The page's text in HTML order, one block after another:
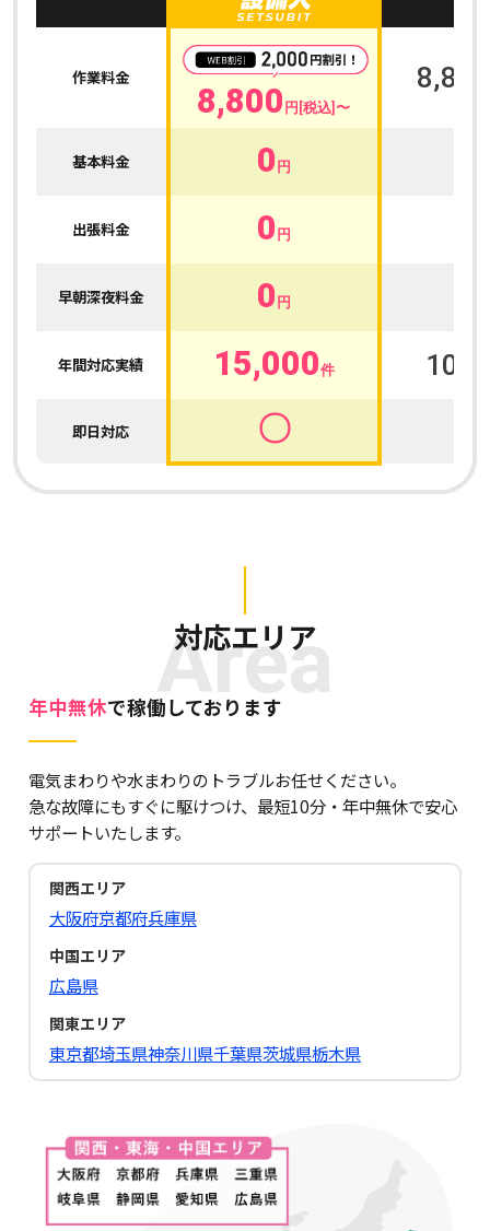
作業料金
8,800 円[税込]〜
8,800
基本料金 0 円
出張料金 0 円
早朝深夜料金 0 円
年間対応実績 15,000件
即日対応 〇
Area
対応エリア
年中無休で稼働しております
電気まわりや水まわりのトラブルお任せください。
急な故障にもすぐに駆けつけ、最短10分・年中無休で安心
サポートいたします。
関西エリア
大阪府京都府兵庫県
中国エリア
広島県
関東エリア
東京都埼玉県神奈川県千葉県茨城県栃木県